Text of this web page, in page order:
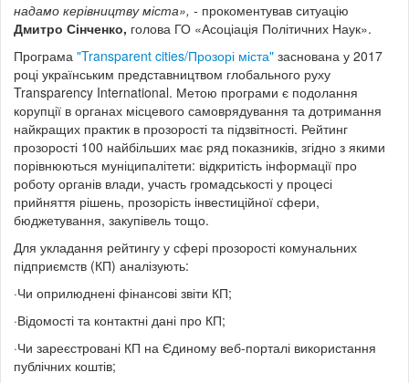
надамо керівництву міста», - прокоментував ситуацію
Дмитро Сінченко, голова ГО «Асоціація Політичних Наук».
Програма "Transparent cities/Прозорі міста" заснована у 2017
році українським представництвом глобального руху
Transparency International. Метою програми є подолання
корупції в органах місцевого самоврядування та дотримання
найкращих практик в прозорості та підзвітності. Рейтинг
прозорості 100 найбільших має ряд показників, згідно з якими
порівнюються муніципалітети: відкритість інформації про
роботу органів влади, участь громадськості у процесі
прийняття рішень, прозорість інвестиційної сфери,
бюджетування, закупівель тощо.
Для укладання рейтингу у сфері прозорості комунальних
підприємств (КП) аналізують:
·Чи оприлюднені фінансові звіти КП;
·Відомості та контактні дані про КП;
·Чи зареєстровані КП на Єдиному веб-порталі використання
публічних коштів;